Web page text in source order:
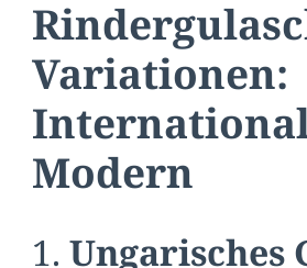
Variationen:
Modern
1. Ungarisches